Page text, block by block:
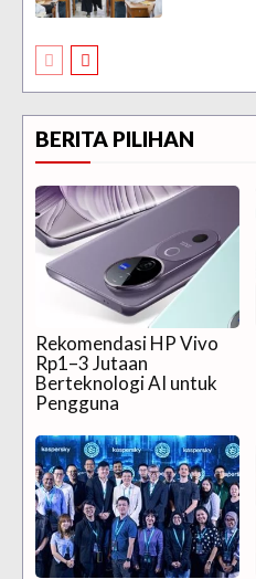
BERITA PILIHAN
Rekomendasi HP Vivo
Rp1–3 Jutaan
Berteknologi AI untuk
Pengguna